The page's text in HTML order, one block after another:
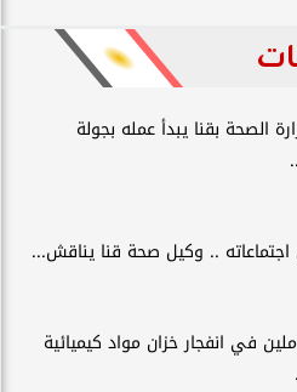
الصحة بقنا يبدأ عمله بجولة
.. وكيل صحة قنا يناقش...
في انفجار خزان مواد كيميائية